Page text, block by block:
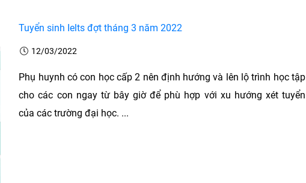
Tuyển sinh Ielts đợt tháng 3 năm 2022
12/03/2022
Phụ huynh có con học cấp 2 nên định hướng và lên lộ trình học tập
cho các con ngay từ bây giờ để phù hợp với xu hướng xét tuyển
của các trường đại học. ...